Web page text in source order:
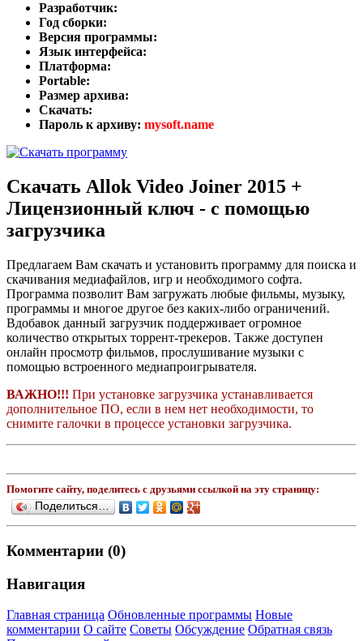
Разработчик:
Год сборки:
Версия программы:
Язык интерфейса:
Платформа:
Portable:
Размер архива:
Скачать:
Пароль к архиву: mysoft.name
Скачать Allok Video Joiner 2015 +
Лицензионный ключ - с помощью
загрузчика
Предлагаем Вам скачать и установить программу для поиска и
скачивания медиафайлов, игр и необходимого софта.
Программа позволит Вам загружать любые фильмы, музыку,
программы и многое другое без каких-либо ограничений.
Вдобавок данный загрузчик поддерживает огромное
количество открытых торрент-трекеров. Также доступен
онлайн просмотр фильмов, прослушивание музыки с
помощью встроенного медиапроигрывателя.
ВАЖНО!!! При установке загрузчика устанавливается
дополнительное ПО, если в нем нет необходимости, то
снимите галочки в процессе установки загрузчика.
Помогите сайту, поделитесь с друзьями ссылкой на эту страницу:
Поделиться…
Комментарии (0)
Навигация
Главная страница Обновленные программы Новые
комментарии О сайте Советы Обсуждение Обратная связь